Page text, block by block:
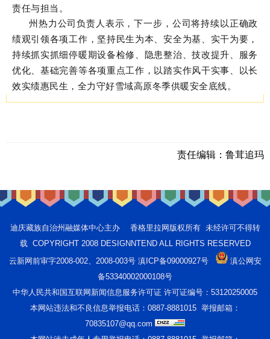
责任与担当。
州热力公司负责人表示，下一步，公司将持续以正确政
绩观引领各项工作，坚持民生为本、安全为基、实干为要，
持续抓实抓细停暖期设备检修、隐患整治、技改提升、服务
优化、基础完善等各项重点工作，以踏实作风干实事、以长
效实绩惠民生，全力守好雪域高原冬季供暖安全底线。
责任编辑： 鲁茸追玛
迪庆藏族自治州融媒体中心主办 香格里拉网版权所有 未经许可不得转
载 COPYRIGHT 2008 DESIGNNTEND ALL RIGHTS RESERVED
云新网前审字2008-002、2008-003号 滇ICP备09000927号
滇公网安
备53340002000108号
中华人民共和国互联网新闻信息服务许可证 许可证编号：53120250005
本网站违法和不良信息举报电话：0887-8881015 举报邮箱：
70835107@qq.com